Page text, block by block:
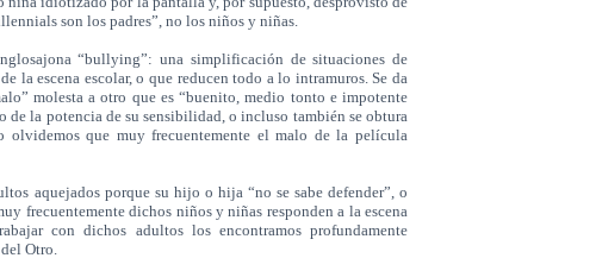
son los padres”, no los niños y niñas.
“bullying”: una simplificación de situaciones de
la escena escolar, o que reducen todo a lo intramuros. Se da
molesta a otro que es “buenito, medio tonto e impotente
de la potencia de su sensibilidad, o incluso también se obtura
olvidemos que muy frecuentemente el malo de la película
aquejados porque su hijo o hija “no se sabe defender”, o
frecuentemente dichos niños y niñas responden a la escena
con dichos adultos los encontramos profundamente
Otro.